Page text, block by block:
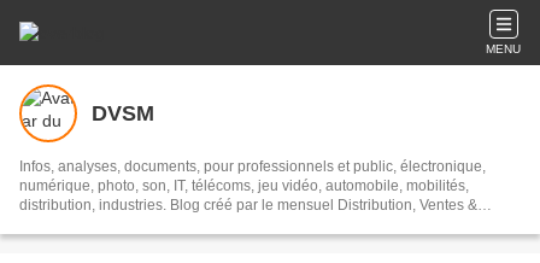
MENU
DVSM
Infos, analyses, documents, pour professionnels et public, électronique,
numérique, photo, son, IT, télécoms, jeu vidéo, automobile, mobilités,
distribution, industries. Blog créé par le mensuel Distribution, Ventes &